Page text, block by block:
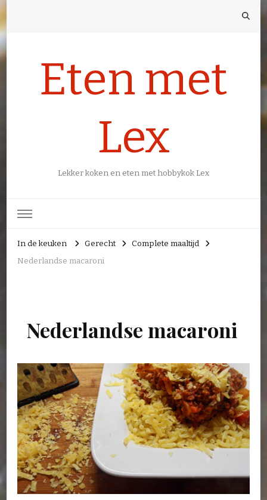
Eten met
Lex
Lekker koken en eten met hobbykok Lex
In de keuken Gerecht
Complete maaltijd
Nederlandse macaroni
Nederlandse macaroni